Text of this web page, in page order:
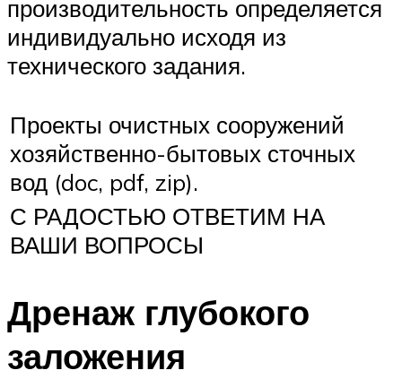
производительность определяется
индивидуально исходя из
технического задания.
Проекты очистных сооружений
хозяйственно-бытовых сточных
вод (doc, pdf, zip).
С РАДОСТЬЮ ОТВЕТИМ НА
ВАШИ ВОПРОСЫ
Дренаж глубокого
заложения